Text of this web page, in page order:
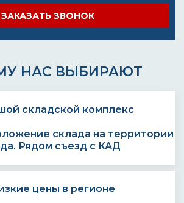
ЗАКАЗАТЬ ЗВОНОК
НАС ВЫБИРАЮТ
склада на территории
Рядом съезд с КАД